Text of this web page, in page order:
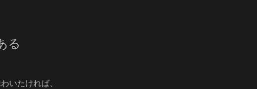
る
いたければ、